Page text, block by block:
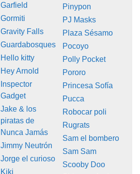
Garfield
Gormiti
Gravity Falls
Guardabosques
Hello kitty
Hey Arnold
Inspector
Gadget
Jake & los
piratas de
Nunca Jamás
Jimmy Neutrón
Jorge el curioso
Kiki
Pinypon
PJ Masks
Plaza Sésamo
Pocoyo
Polly Pocket
Pororo
Princesa Sofía
Pucca
Robocar poli
Rugrats
Sam el bombero
Sam Sam
Scooby Doo